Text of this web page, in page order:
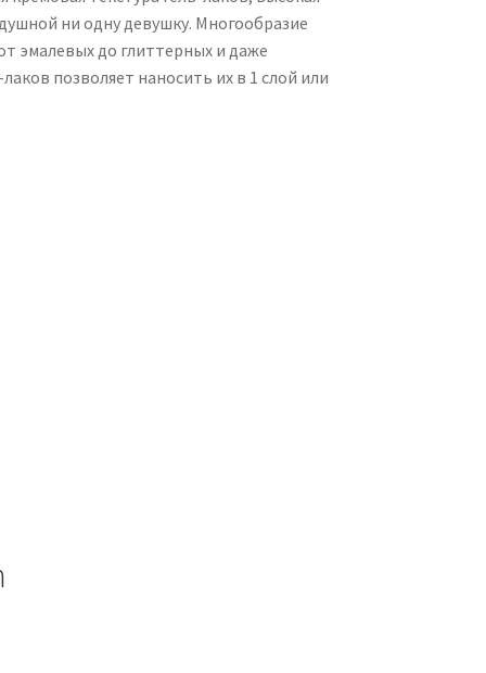
ни одну девушку. Многообразие
эмалевых до глиттерных и даже
позволяет наносить их в 1 слой или